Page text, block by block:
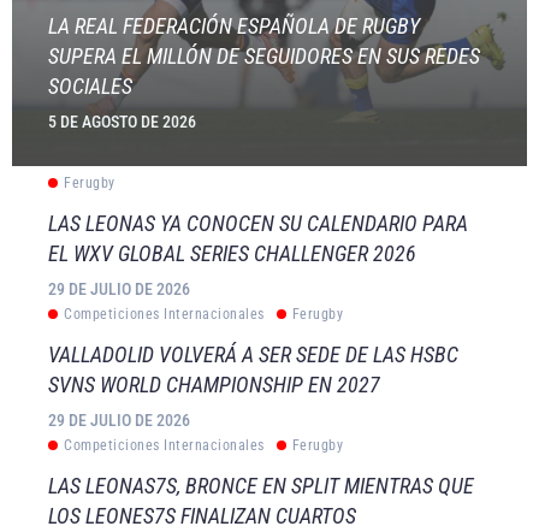
LA REAL FEDERACIÓN ESPAÑOLA DE RUGBY
SUPERA EL MILLÓN DE SEGUIDORES EN SUS REDES
SOCIALES
5 DE AGOSTO DE 2026
Ferugby
LAS LEONAS YA CONOCEN SU CALENDARIO PARA
EL WXV GLOBAL SERIES CHALLENGER 2026
29 DE JULIO DE 2026
Competiciones Internacionales Ferugby
VALLADOLID VOLVERÁ A SER SEDE DE LAS HSBC
SVNS WORLD CHAMPIONSHIP EN 2027
29 DE JULIO DE 2026
Competiciones Internacionales Ferugby
LAS LEONAS7S, BRONCE EN SPLIT MIENTRAS QUE
LOS LEONES7S FINALIZAN CUARTOS